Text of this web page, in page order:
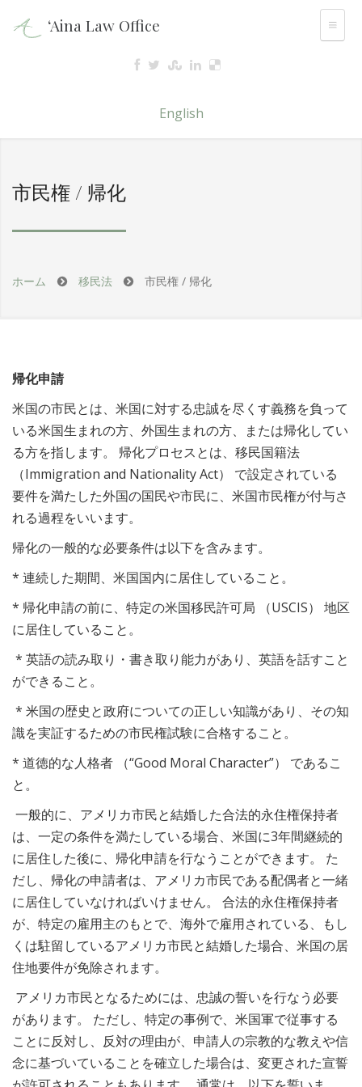
‘Aina Law Office
English
市民権 / 帰化
ホーム 移民法 市民権 / 帰化
帰化申請
米国の市民とは、米国に対する忠誠を尽くす義務を負って
いる米国生まれの方、外国生まれの方、または帰化してい
る方を指します。 帰化プロセスとは、移民国籍法
（Immigration and Nationality Act） で設定されている
要件を満たした外国の国民や市民に、米国市民権が付与さ
れる過程をいいます。
帰化の一般的な必要条件は以下を含みます。
* 連続した期間、米国国内に居住していること。
* 帰化申請の前に、特定の米国移民許可局 （USCIS） 地区
に居住していること。
* 英語の読み取り・書き取り能力があり、英語を話すこと
ができること。
* 米国の歴史と政府についての正しい知識があり、その知
識を実証するための市民権試験に合格すること。
* 道徳的な人格者 （“Good Moral Character”） であるこ
と。
一般的に、アメリカ市民と結婚した合法的永住権保持者
は、一定の条件を満たしている場合、米国に3年間継続的
に居住した後に、帰化申請を行なうことができます。 た
だし、帰化の申請者は、アメリカ市民である配偶者と一緒
に居住していなければいけません。 合法的永住権保持者
が、特定の雇用主のもとで、海外で雇用されている、もし
くは駐留しているアメリカ市民と結婚した場合、米国の居
住地要件が免除されます。
アメリカ市民となるためには、忠誠の誓いを行なう必要
があります。 ただし、特定の事例で、米国軍で従事する
ことに反対し、反対の理由が、申請人の宗教的な教えや信
念に基づいていることを確立した場合は、変更された宣誓